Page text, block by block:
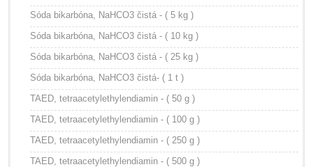
Sóda bikarbóna, NaHCO3 čistá - ( 5 kg )
Sóda bikarbóna, NaHCO3 čistá - ( 10 kg )
Sóda bikarbóna, NaHCO3 čistá - ( 25 kg )
Sóda bikarbóna, NaHCO3 čistá- ( 1 t )
TAED, tetraacetylethylendiamin - ( 50 g )
TAED, tetraacetylethylendiamin - ( 100 g )
TAED, tetraacetylethylendiamin - ( 250 g )
TAED, tetraacetylethylendiamin - ( 500 g )